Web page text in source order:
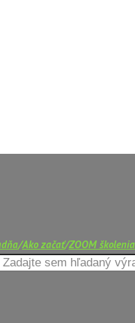
/Ako začať/ZOOM